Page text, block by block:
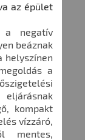
az épület
negatív
beáznak
helyszínen
a
kompakt
vízzáró,
mentes,